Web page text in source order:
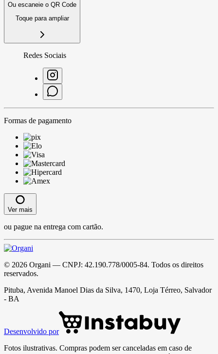
Ou escaneie o QR Code
Toque para ampliar
Redes Sociais
Formas de pagamento
Ver mais
ou pague na entrega com cartão.
© 2026 Organi — CNPJ: 42.190.778/0005-84. Todos os direitos
reservados.
Pituba, Avenida Manoel Dias da Silva, 1470, Loja Térreo, Salvador
- BA
Desenvolvido por
Fotos ilustrativas. Compras podem ser canceladas em caso de